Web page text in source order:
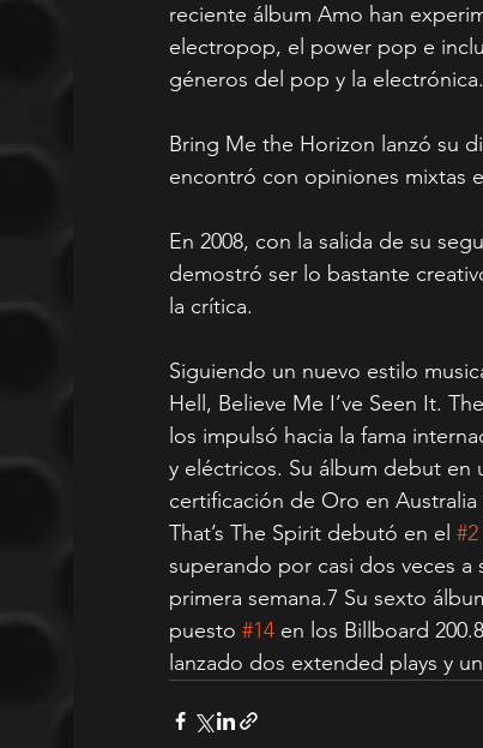
reciente álbum Amo han
electropop, el power pop e
géneros del pop y la electrónica.
Bring Me the Horizon lanzó su
encontró con opiniones mixtas
En 2008, con la salida de su
demostró ser lo bastante
la crítica.
Siguiendo un nuevo estilo
Hell, Believe Me I’ve Seen It.
los impulsó hacia la fama
y eléctricos. Su álbum debut en
certificación de Oro en Australia
That’s The Spirit debutó en el #2
superando por casi dos veces a
primera semana.7 Su sexto
puesto #14 en los Billboard
lanzado dos extended plays y